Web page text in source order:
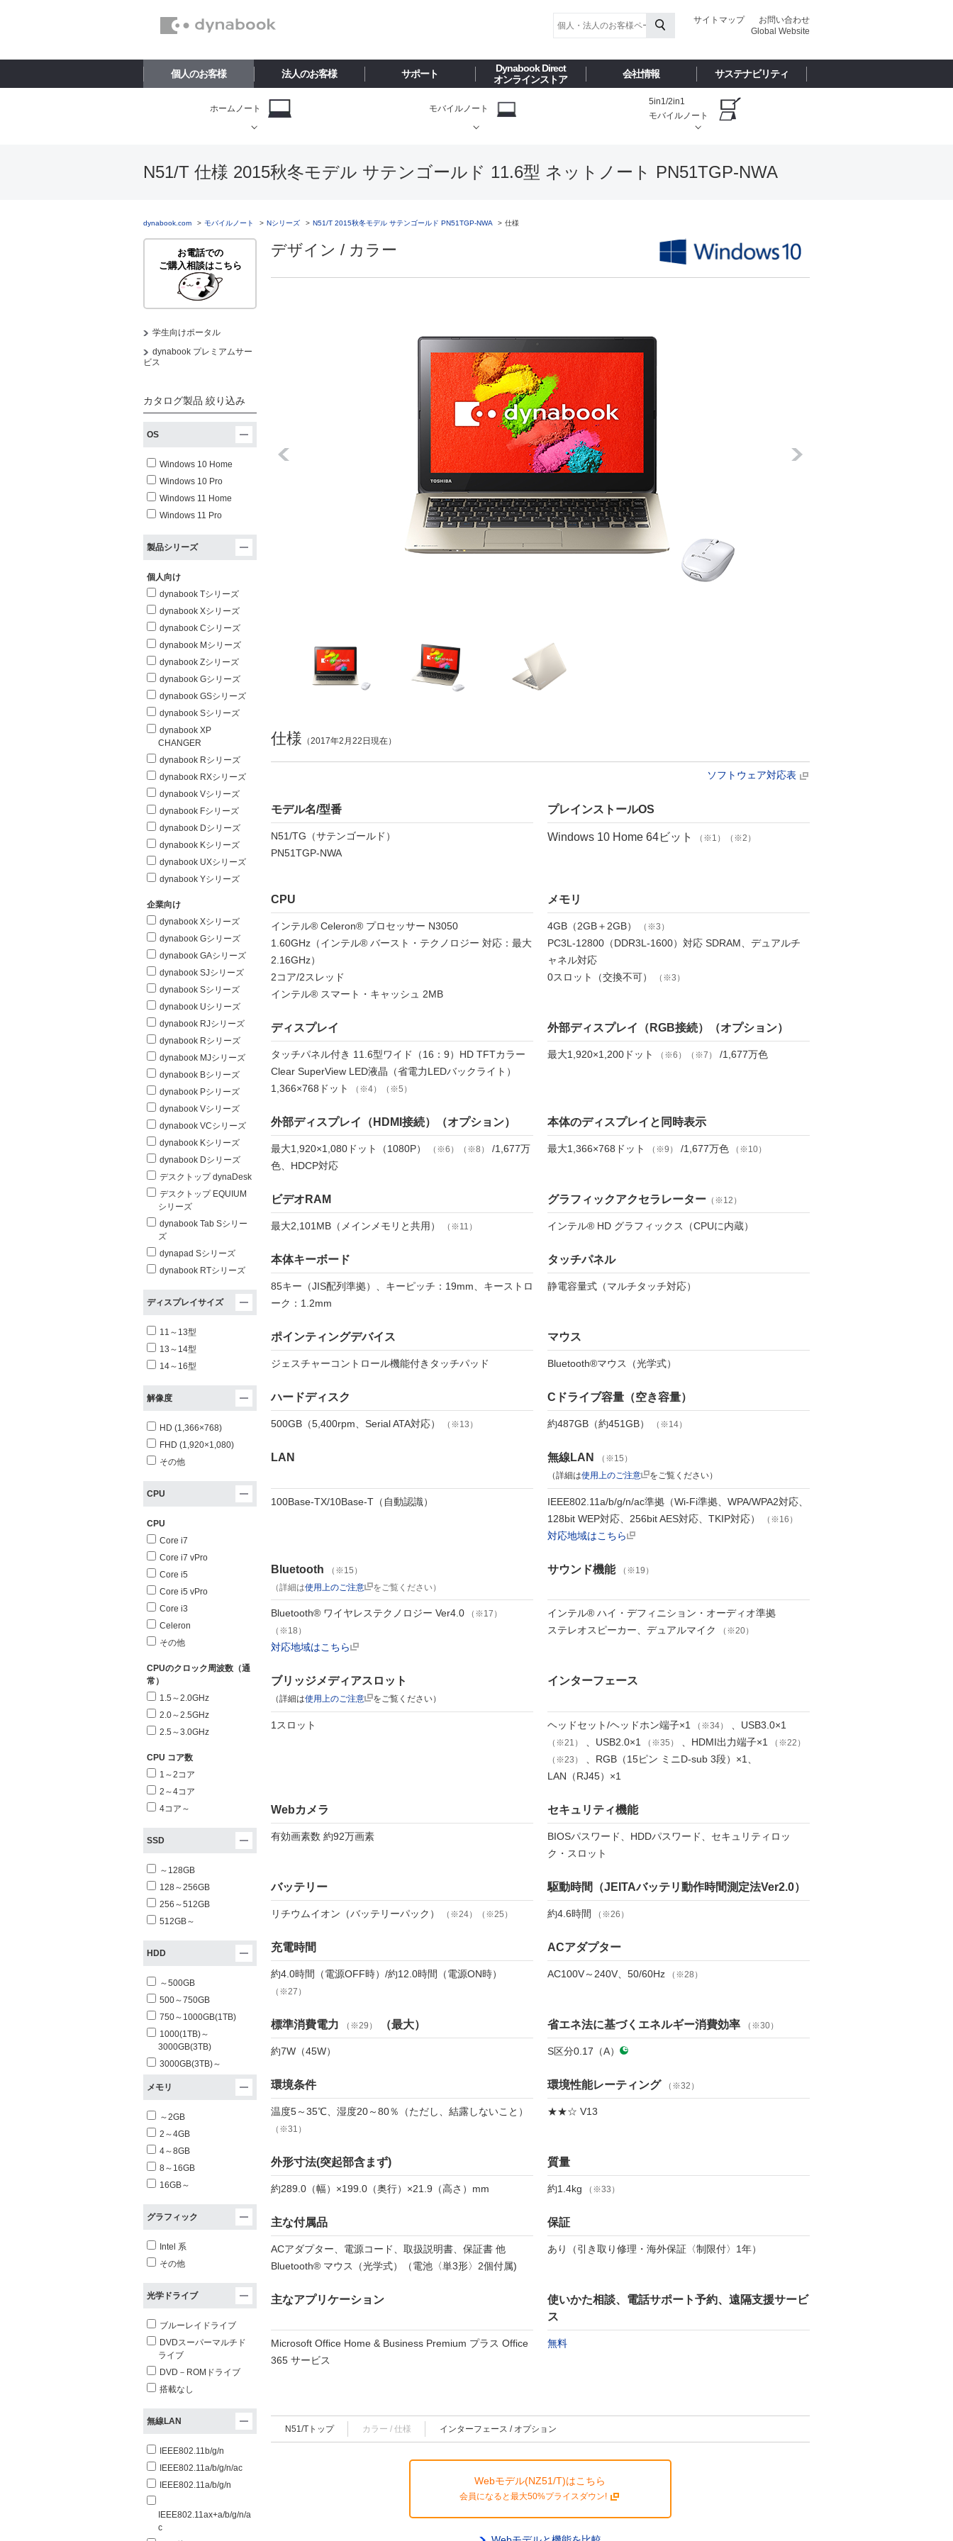
お問い合わせ
サイトマップ
Global Website
個人のお客様 法人のお客様 サポート
Dynabook Direct
オンラインストア
会社情報 サステナビリティ
ホームノート モバイルノート
5in1/2in1
モバイルノート
N51/T 仕様 2015秋冬モデル サテンゴールド 11.6型 ネットノート PN51TGP-NWA
dynabook.com モバイルノート Nシリーズ N51/T 2015秋冬モデル サテンゴールド PN51TGP-NWA 仕様
お電話での
ご購入相談はこちら
学生向けポータル
dynabook プレミアムサー
ビス
カタログ製品 絞り込み
OS
Windows 10 Home
Windows 10 Pro
Windows 11 Home
Windows 11 Pro
製品シリーズ
個人向け
dynabook Tシリーズ
dynabook Xシリーズ
dynabook Cシリーズ
dynabook Mシリーズ
dynabook Zシリーズ
dynabook Gシリーズ
dynabook GSシリーズ
dynabook Sシリーズ
dynabook XP
CHANGER
dynabook Rシリーズ
dynabook RXシリーズ
dynabook Vシリーズ
dynabook Fシリーズ
dynabook Dシリーズ
dynabook Kシリーズ
dynabook UXシリーズ
dynabook Yシリーズ
企業向け
dynabook Xシリーズ
dynabook Gシリーズ
dynabook GAシリーズ
dynabook SJシリーズ
dynabook Sシリーズ
dynabook Uシリーズ
dynabook RJシリーズ
dynabook Rシリーズ
dynabook MJシリーズ
dynabook Bシリーズ
dynabook Pシリーズ
dynabook Vシリーズ
dynabook VCシリーズ
dynabook Kシリーズ
dynabook Dシリーズ
デスクトップ dynaDesk
デスクトップ EQUIUM
シリーズ
dynabook Tab Sシリー
ズ
dynapad Sシリーズ
dynabook RTシリーズ
ディスプレイサイズ
11～13型
13～14型
14～16型
解像度
HD (1,366×768)
FHD (1,920×1,080)
その他
CPU
CPU
Core i7
Core i7 vPro
Core i5
Core i5 vPro
Core i3
Celeron
その他
CPUのクロック周波数（通
常）
1.5～2.0GHz
2.0～2.5GHz
2.5～3.0GHz
CPU コア数
1～2コア
2～4コア
4コア～
SSD
～128GB
128～256GB
256～512GB
512GB～
HDD
～500GB
500～750GB
750～1000GB(1TB)
1000(1TB)～
3000GB(3TB)
3000GB(3TB)～
メモリ
～2GB
2～4GB
4～8GB
8～16GB
16GB～
グラフィック
Intel 系
その他
光学ドライブ
ブルーレイドライブ
DVDスーパーマルチド
ライブ
DVD－ROMドライブ
搭載なし
無線LAN
IEEE802.11b/g/n
IEEE802.11a/b/g/n/ac
IEEE802.11a/b/g/n
IEEE802.11ax+a/b/g/n/a
c
デザイン / カラー
仕様 （2017年2月22日現在）
ソフトウェア対応表
モデル名/型番
N51/TG（サテンゴールド）
PN51TGP-NWA
プレインストールOS
Windows 10 Home 64ビット （※1）（※2）
CPU
インテル® Celeron® プロセッサー N3050
1.60GHz（インテル® バースト・テクノロジー 対応：最大
2.16GHz）
2コア/2スレッド
インテル® スマート・キャッシュ 2MB
メモリ
4GB（2GB＋2GB） （※3）
PC3L-12800（DDR3L-1600）対応 SDRAM、デュアルチ
ャネル対応
0スロット（交換不可）
（※3）
ディスプレイ
タッチパネル付き 11.6型ワイド（16：9）HD TFTカラー
Clear SuperView LED液晶（省電力LEDバックライト）
1,366×768ドット
（※4）（※5）
外部ディスプレイ（RGB接続）（オプション）
最大1,920×1,200ドット （※6）（※7） /1,677万色
外部ディスプレイ（HDMI接続）（オプション）
最大1,920×1,080ドット（1080P） （※6）（※8）
/1,677万
色、HDCP対応
本体のディスプレイと同時表示
最大1,366×768ドット （※9） /1,677万色 （※10）
ビデオRAM
最大2,101MB（メインメモリと共用） （※11）
グラフィックアクセラレーター （※12）
インテル® HD グラフィックス（CPUに内蔵）
本体キーボード
85キー（JIS配列準拠）、キーピッチ：19mm、キーストロ
ーク：1.2mm
タッチパネル
静電容量式（マルチタッチ対応）
ポインティングデバイス
ジェスチャーコントロール機能付きタッチパッド
マウス
Bluetooth®マウス（光学式）
ハードディスク
500GB（5,400rpm、Serial ATA対応） （※13）
Cドライブ容量（空き容量）
約487GB（約451GB） （※14）
LAN
100Base-TX/10Base-T（自動認識）
無線LAN
（※15）
（詳細は使用上のご注意 をご覧ください）
IEEE802.11a/b/g/n/ac準拠（Wi-Fi準拠、WPA/WPA2対応、
128bit WEP対応、256bit AES対応、TKIP対応）
（※16）
対応地域はこちら
Bluetooth
（※15）
（詳細は使用上のご注意 をご覧ください）
Bluetooth® ワイヤレステクノロジー Ver4.0 （※17）
（※18）
対応地域はこちら
サウンド機能 （※19）
インテル® ハイ・デフィニション・オーディオ準拠
ステレオスピーカー、デュアルマイク
（※20）
ブリッジメディアスロット
（詳細は使用上のご注意 をご覧ください）
1スロット
インターフェース
ヘッドセット/ヘッドホン端子×1 （※34） 、USB3.0×1
（※21） 、USB2.0×1 （※35） 、HDMI出力端子×1
（※22）
（※23）
、RGB（15ピン ミニD-sub 3段）×1、
LAN（RJ45）×1
Webカメラ
有効画素数 約92万画素
セキュリティ機能
BIOSパスワード、HDDパスワード、セキュリティロッ
ク・スロット
バッテリー
リチウムイオン（バッテリーパック） （※24）（※25）
駆動時間（JEITAバッテリ動作時間測定法Ver2.0）
約4.6時間 （※26）
充電時間
約4.0時間（電源OFF時）/約12.0時間（電源ON時）
（※27）
ACアダプター
AC100V～240V、50/60Hz （※28）
標準消費電力 （※29） （最大）
約7W（45W）
省エネ法に基づくエネルギー消費効率 （※30）
S区分0.17（A）
環境条件
温度5～35℃、湿度20～80％（ただし、結露しないこと）
（※31）
環境性能レーティング （※32）
★★☆ V13
外形寸法(突起部含まず)
約289.0（幅）×199.0（奥行）×21.9（高さ）mm
質量
約1.4kg （※33）
主な付属品
ACアダプター、電源コード、取扱説明書、保証書 他
Bluetooth® マウス（光学式）（電池〈単3形〉2個付属)
保証
あり（引き取り修理・海外保証〈制限付〉1年）
主なアプリケーション
Microsoft Office Home & Business Premium プラス Office
365 サービス
使いかた相談、電話サポート予約、遠隔支援サービ
ス
無料
N51/Tトップ カラー / 仕様 インターフェース / オプション
Webモデル(NZ51/T)はこちら
会員になると最大50%プライスダウン!